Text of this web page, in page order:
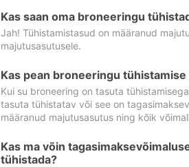
Kas saan oma broneeringu
Jah! Tühistamistasud on määranud
majutusasutusele.
Kas pean broneeringu
Kui su broneering on tasuta
tasuta tühistatav või see on
määranud majutusasutus ning kõik
Kas ma võin
tühistada?